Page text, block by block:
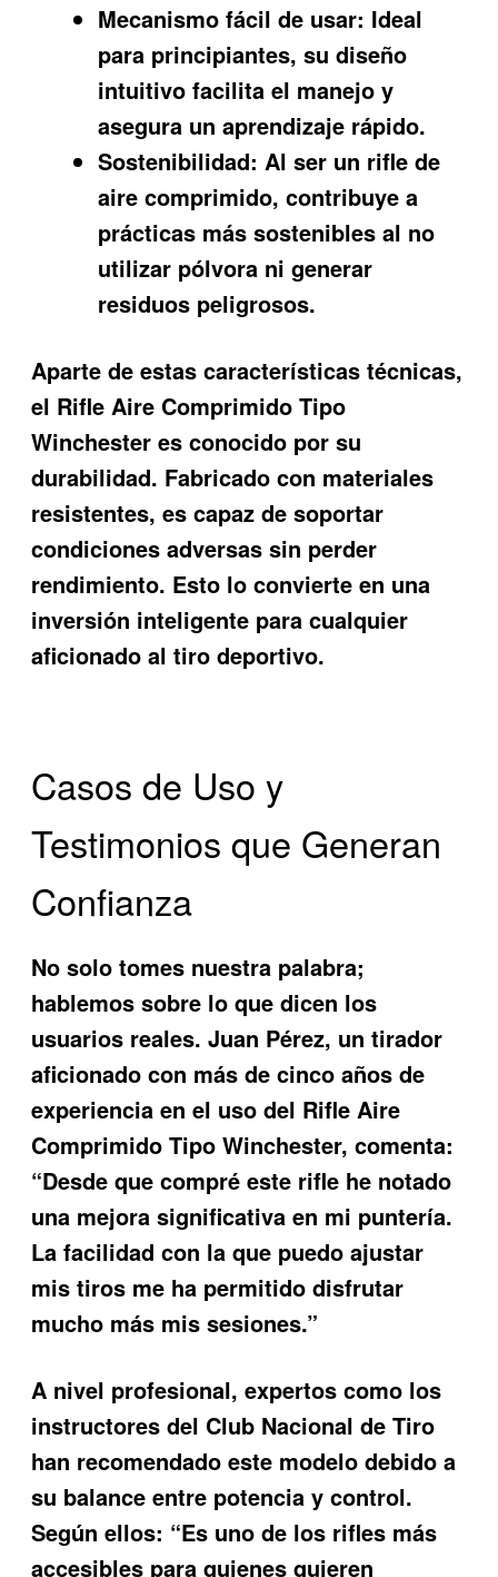
Mecanismo fácil de usar: Ideal
para principiantes, su diseño
intuitivo facilita el manejo y
asegura un aprendizaje rápido.
Sostenibilidad: Al ser un rifle de
aire comprimido, contribuye a
prácticas más sostenibles al no
utilizar pólvora ni generar
residuos peligrosos.
Aparte de estas características técnicas,
el Rifle Aire Comprimido Tipo
Winchester es conocido por su
durabilidad. Fabricado con materiales
resistentes, es capaz de soportar
condiciones adversas sin perder
rendimiento. Esto lo convierte en una
inversión inteligente para cualquier
aficionado al tiro deportivo.
Casos de Uso y
Testimonios que Generan
Confianza
No solo tomes nuestra palabra;
hablemos sobre lo que dicen los
usuarios reales. Juan Pérez, un tirador
aficionado con más de cinco años de
experiencia en el uso del Rifle Aire
Comprimido Tipo Winchester, comenta:
“Desde que compré este rifle he notado
una mejora significativa en mi puntería.
La facilidad con la que puedo ajustar
mis tiros me ha permitido disfrutar
mucho más mis sesiones.”
A nivel profesional, expertos como los
instructores del Club Nacional de Tiro
han recomendado este modelo debido a
su balance entre potencia y control.
Según ellos: “Es uno de los rifles más
accesibles para quienes quieren